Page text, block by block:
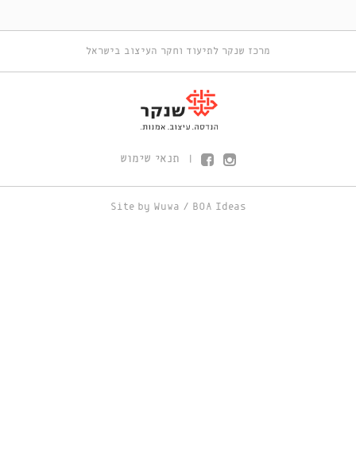
מרכז שנקר לתיעוד וחקר העיצוב בישראל
תנאי שימוש
Site by Wuwa / BOA Ideas